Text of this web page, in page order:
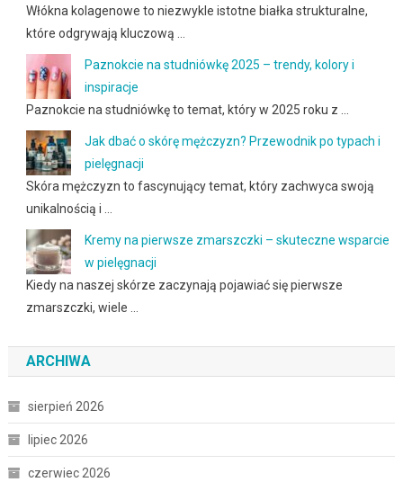
Włókna kolagenowe to niezwykle istotne białka strukturalne,
które odgrywają kluczową …
Paznokcie na studniówkę 2025 – trendy, kolory i
inspiracje
Paznokcie na studniówkę to temat, który w 2025 roku z …
Jak dbać o skórę mężczyzn? Przewodnik po typach i
pielęgnacji
Skóra mężczyzn to fascynujący temat, który zachwyca swoją
unikalnością i …
Kremy na pierwsze zmarszczki – skuteczne wsparcie
w pielęgnacji
Kiedy na naszej skórze zaczynają pojawiać się pierwsze
zmarszczki, wiele …
ARCHIWA
sierpień 2026
lipiec 2026
czerwiec 2026